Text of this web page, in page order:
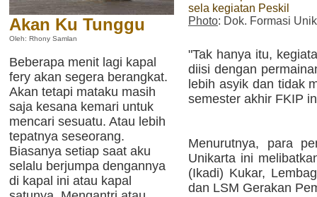
Akan Ku Tunggu
Oleh: Rhony Samlan
Beberapa menit lagi kapal
fery akan segera berangkat.
Akan tetapi mataku masih
saja kesana kemari untuk
mencari sesuatu. Atau lebih
tepatnya seseorang.
Biasanya setiap saat aku
selalu berjumpa dengannya
di kapal ini atau kapal
sela kegiatan Peskil
Photo: Dok. Formasi
"Tak hanya itu,
diisi dengan
lebih asyik dan tidak
semester akhir FKIP
Menurutnya, para
Unikarta ini
(Ikadi) Kukar,
dan LSM Gerakan